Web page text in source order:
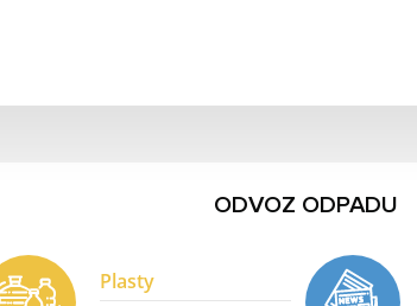
ODVOZ ODPADU
Plasty